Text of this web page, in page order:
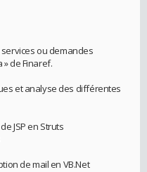
ou demandes
» de Finaref.
et analyse des différentes
JSP en Struts
de mail en VB.Net